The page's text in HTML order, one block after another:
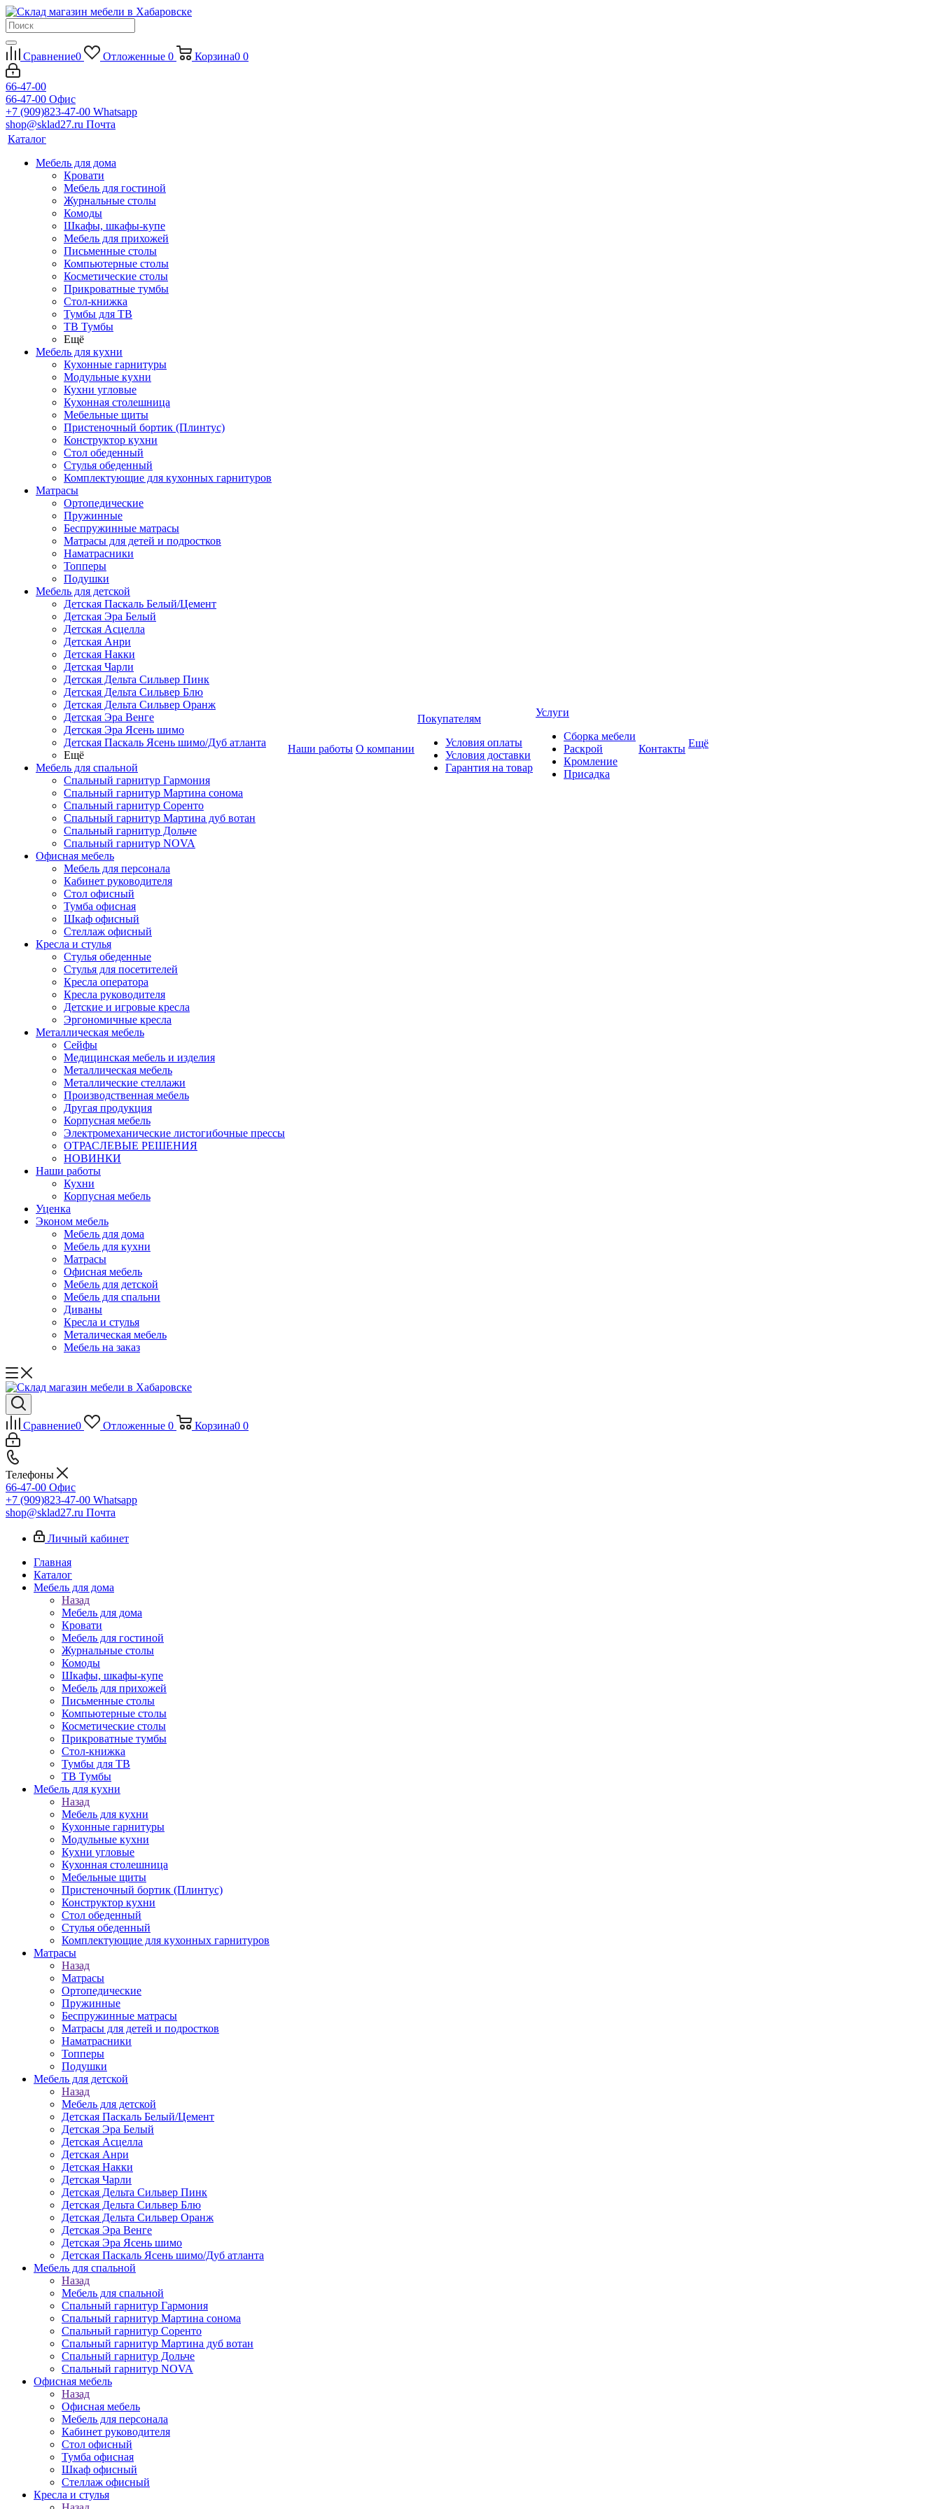
Сравнение0 Отложенные 0 Корзина0 0
66-47-00
66-47-00 Офис
+7 (909)823-47-00 Whatsapp
shop@sklad27.ru Почта
Каталог
Мебель для дома
Кровати
Мебель для гостиной
Журнальные столы
Комоды
Шкафы, шкафы-купе
Мебель для прихожей
Письменные столы
Компьютерные столы
Косметические столы
Прикроватные тумбы
Стол-книжка
Тумбы для ТВ
ТВ Тумбы
Ещё
Мебель для кухни
Кухонные гарнитуры
Модульные кухни
Кухни угловые
Кухонная столешница
Мебельные щиты
Пристеночный бортик (Плинтус)
Конструктор кухни
Стол обеденный
Стулья обеденный
Комплектующие для кухонных гарнитуров
Матраcы
Ортопедические
Пружинные
Беспружинные матрасы
Матрасы для детей и подростков
Наматрасники
Топперы
Подушки
Мебель для детской
Детская Паскаль Белый/Цемент
Детская Эра Белый
Детская Асцелла
Детская Анри
Детская Накки
Детская Чарли
Детская Дельта Сильвер Пинк
Детская Дельта Сильвер Блю
Детская Дельта Сильвер Оранж
Детская Эра Венге
Детская Эра Ясень шимо
Детская Паскаль Ясень шимо/Дуб атланта
Ещё
Мебель для спальной
Спальный гарнитур Гармония
Спальный гарнитур Мартина сонома
Спальный гарнитур Соренто
Спальный гарнитур Мартина дуб вотан
Спальный гарнитур Дольче
Спальный гарнитур NOVA
Офисная мебель
Мебель для персонала
Кабинет руководителя
Стол офисный
Тумба офисная
Шкаф офисный
Стеллаж офисный
Кресла и стулья
Стулья обеденные
Стулья для посетителей
Кресла оператора
Кресла руководителя
Детские и игровые кресла
Эргономичные кресла
Металлическая мебель
Сейфы
Медицинская мебель и изделия
Металлическая мебель
Металлические стеллажи
Производственная мебель
Другая продукция
Корпусная мебель
Электромеханические листогибочные прессы
ОТРАСЛЕВЫЕ РЕШЕНИЯ
НОВИНКИ
Наши работы
Кухни
Корпусная мебель
Уценка
Эконом мебель
Мебель для дома
Мебель для кухни
Матрасы
Офисная мебель
Мебель для детской
Мебель для спальни
Диваны
Кресла и стулья
Металическая мебель
Мебель на заказ
Наши работы О компании
Покупателям
Условия оплаты
Условия доставки
Гарантия на товар
Услуги
Сборка мебели
Раскрой
Кромление
Присадка
Контакты Ещё
Сравнение0 Отложенные 0 Корзина0 0
Телефоны
66-47-00 Офис
+7 (909)823-47-00 Whatsapp
shop@sklad27.ru Почта
Личный кабинет
Главная
Каталог
Мебель для дома
Назад
Мебель для дома
Кровати
Мебель для гостиной
Журнальные столы
Комоды
Шкафы, шкафы-купе
Мебель для прихожей
Письменные столы
Компьютерные столы
Косметические столы
Прикроватные тумбы
Стол-книжка
Тумбы для ТВ
ТВ Тумбы
Мебель для кухни
Назад
Мебель для кухни
Кухонные гарнитуры
Модульные кухни
Кухни угловые
Кухонная столешница
Мебельные щиты
Пристеночный бортик (Плинтус)
Конструктор кухни
Стол обеденный
Стулья обеденный
Комплектующие для кухонных гарнитуров
Матраcы
Назад
Матраcы
Ортопедические
Пружинные
Беспружинные матрасы
Матрасы для детей и подростков
Наматрасники
Топперы
Подушки
Мебель для детской
Назад
Мебель для детской
Детская Паскаль Белый/Цемент
Детская Эра Белый
Детская Асцелла
Детская Анри
Детская Накки
Детская Чарли
Детская Дельта Сильвер Пинк
Детская Дельта Сильвер Блю
Детская Дельта Сильвер Оранж
Детская Эра Венге
Детская Эра Ясень шимо
Детская Паскаль Ясень шимо/Дуб атланта
Мебель для спальной
Назад
Мебель для спальной
Спальный гарнитур Гармония
Спальный гарнитур Мартина сонома
Спальный гарнитур Соренто
Спальный гарнитур Мартина дуб вотан
Спальный гарнитур Дольче
Спальный гарнитур NOVA
Офисная мебель
Назад
Офисная мебель
Мебель для персонала
Кабинет руководителя
Стол офисный
Тумба офисная
Шкаф офисный
Стеллаж офисный
Кресла и стулья